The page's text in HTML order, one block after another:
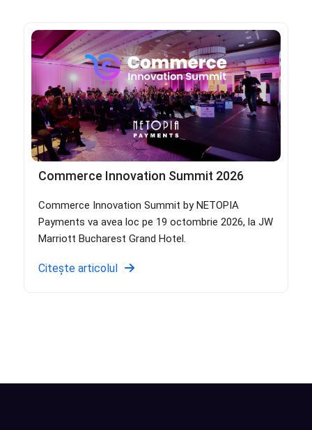
Commerce Innovation Summit 2026
Commerce Innovation Summit by NETOPIA
Payments va avea loc pe 19 octombrie 2026, la JW
Marriott Bucharest Grand Hotel.
Citește articolul